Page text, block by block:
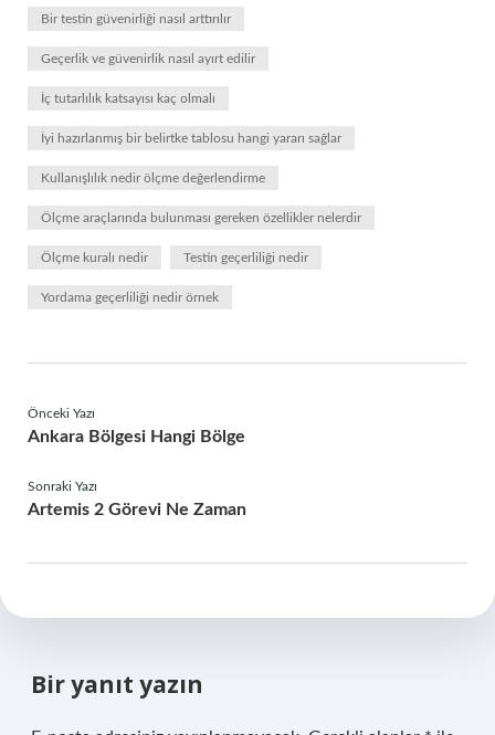
Bir testin güvenirliği nasıl arttırılır
Geçerlik ve güvenirlik nasıl ayırt edilir
İç tutarlılık katsayısı kaç olmalı
İyi hazırlanmış bir belirtke tablosu hangi yararı sağlar
Kullanışlılık nedir ölçme değerlendirme
Ölçme araçlarında bulunması gereken özellikler nelerdir
Ölçme kuralı nedir Testin geçerliliği nedir
Yordama geçerliliği nedir örnek
Önceki Yazı
Ankara Bölgesi Hangi Bölge
Sonraki Yazı
Artemis 2 Görevi Ne Zaman
Bir yanıt yazın